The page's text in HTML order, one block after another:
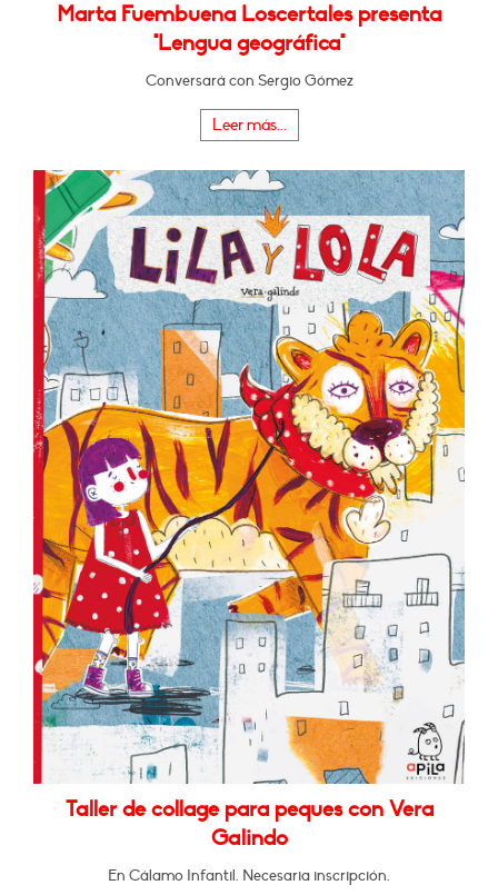
Marta Fuembuena Loscertales presenta
"Lengua geográfica"
Conversará con Sergio Gómez
Leer más...
Taller de collage para peques con Vera
Galindo
En Cálamo Infantil. Necesaria inscripción.